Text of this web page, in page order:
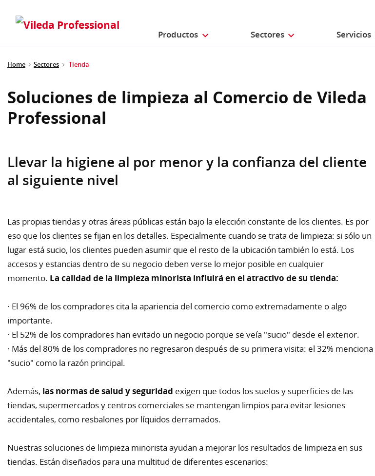
Productos Sectores Servicios
Home Sectores Tienda
Soluciones de limpieza al Comercio de Vileda
Professional
Llevar la higiene al por menor y la confianza del cliente
al siguiente nivel
Las propias tiendas y otras áreas públicas están bajo la elección constante de los clientes. Es por
eso que los clientes se fijan en los detalles. Especialmente cuando se trata de limpieza: si sólo un
lugar está sucio, los clientes pueden asumir que el resto de la ubicación también lo está. Los
accesos y estancias dentro de su negocio deben verse lo mejor posible en cualquier
momento. La calidad de la limpieza minorista influirá en el atractivo de su tienda:
· El 96% de los compradores cita la apariencia del comercio como extremadamente o algo
importante.
· El 52% de los compradores han evitado un negocio porque se veía "sucio" desde el exterior.
· Más del 80% de los compradores no regresaron después de su primera visita: el 32% menciona
"sucio" como la razón principal.
Además, las normas de salud y seguridad exigen que todos los suelos y superficies de las
tiendas, supermercados y centros comerciales se mantengan limpios para evitar lesiones
accidentales, como resbalones por líquidos derramados.
Nuestras soluciones de limpieza minorista ayudan a mejorar los resultados de limpieza en sus
tiendas. Están diseñados para una multitud de diferentes escenarios: